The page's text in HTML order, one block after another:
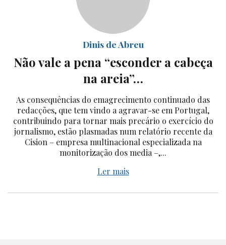
Dinis de Abreu
Não vale a pena “esconder a cabeça
na areia”…
As consequências do emagrecimento continuado das
redacções, que tem vindo a agravar-se em Portugal,
contribuindo para tornar mais precário o exercício do
jornalismo, estão plasmadas num relatório recente da
Cision – empresa multinacional especializada na
monitorização dos media –,...
Ler mais